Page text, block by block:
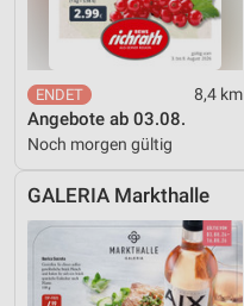
8,4 km
Angebote ab 03.08.
Noch morgen gültig
GALERIA Markthalle